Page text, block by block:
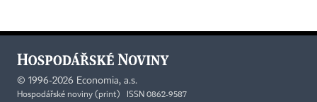
© 1996-2026 Economia, a.s.
Hospodářské noviny (print) ISSN 0862-9587